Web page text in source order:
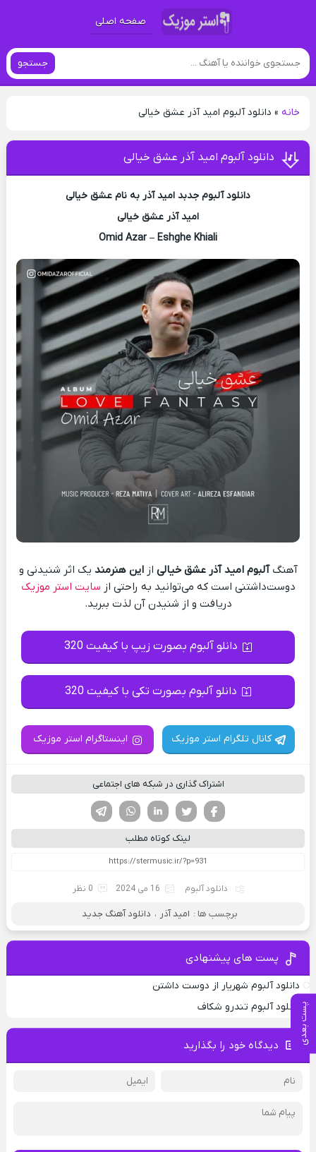
صفحه اصلی
جستجو
خانه» دانلود آلبوم امید آذر عشق خیالی
پست بعدی
دانلود آلبوم امید آذر عشق خیالی
دانلود آلبوم جدبد امید آذر به نام عشق خیالی
امید آذر عشق خیالی
Omid Azar – Eshghe Khiali
آهنگآلبوم امید آذر عشق خیالی ازاین هنرمند یک اثر شنیدنی و
دوست‌داشتنی است که می‌توانید به راحتی از سایت استر موزیک
دریافت و از شنیدن آن لذت ببرید.
دانلو آلبوم بصورت زیپ با کیفیت 320
دانلو آلبوم بصورت تکی با کیفیت 320
کانال تلگرام استر موزیک اینستاگرام استر موزیک
اشتراک گذاری در شبکه های اجتماعی
لینکدین تویتر
فیسوک
لینک کوتاه مطلب
دانلود آلبوم 16 می 2024 0 نظر
برچسب ها : امید آذر ، دانلود آهنگ جدید
پست های پیشنهادی
دانلود آلبوم شهریار از دوست داشتن
دانلود آلبوم تندرو شکاف
دیدگاه خود را بگذارید